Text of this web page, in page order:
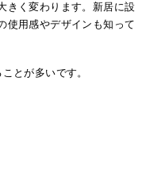
きく変わります。新居に設
使用感やデザインも知って
とが多いです。